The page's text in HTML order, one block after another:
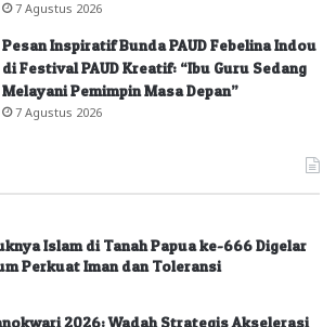
7 Agustus 2026
Pesan Inspiratif Bunda PAUD Febelina Indou
di Festival PAUD Kreatif: “Ibu Guru Sedang
Melayani Pemimpin Masa Depan”
7 Agustus 2026
Islam di Tanah Papua ke-666 Digelar
Perkuat Iman dan Toleransi
2026: Wadah Strategis Akselerasi